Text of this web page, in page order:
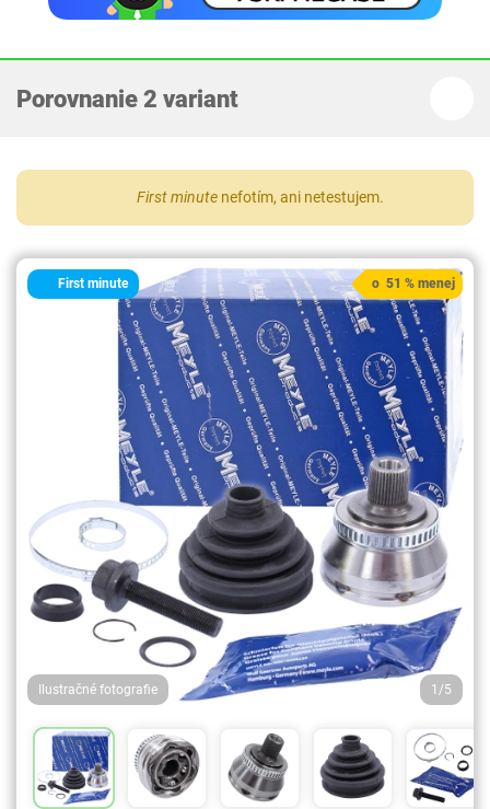
Porovnanie 2 variant
First minute nefotím, ani netestujem.
First minute
Ilustračné fotografie 1/5
o 51 % menej